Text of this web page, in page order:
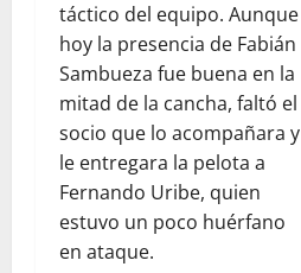
táctico del equipo. Aunque
hoy la presencia de Fabián
Sambueza fue buena en la
mitad de la cancha, faltó el
socio que lo acompañara y
le entregara la pelota a
Fernando Uribe, quien
estuvo un poco huérfano
en ataque.